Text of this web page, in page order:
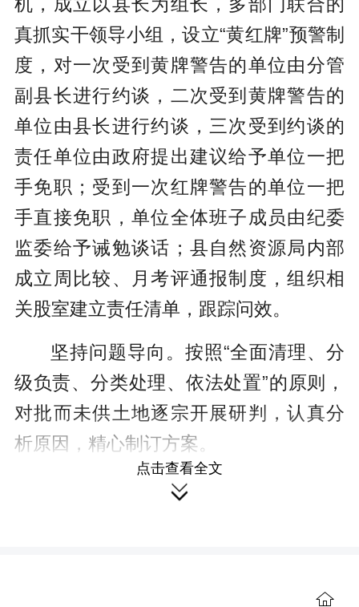
机，成立以县长为组长，多部门联合的
真抓实干领导小组，设立“黄红牌”预警制
度，对一次受到黄牌警告的单位由分管
副县长进行约谈，二次受到黄牌警告的
单位由县长进行约谈，三次受到约谈的
责任单位由政府提出建议给予单位一把
手免职；受到一次红牌警告的单位一把
手直接免职，单位全体班子成员由纪委
监委给予诫勉谈话；县自然资源局内部
成立周比较、月考评通报制度，组织相
关股室建立责任清单，跟踪问效。
坚持问题导向。按照“全面清理、分
级负责、分类处理、依法处置”的原则，
对批而未供土地逐宗开展研判，认真分
析原因，精心制订方案。
坚持规划引领。结合新一轮国土空
点击查看全文
